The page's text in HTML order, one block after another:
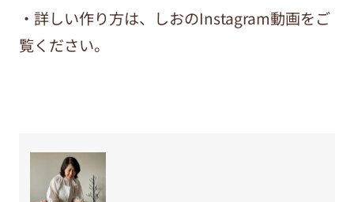
・詳しい作り方は、しおのInstagram動画をご
覧ください。